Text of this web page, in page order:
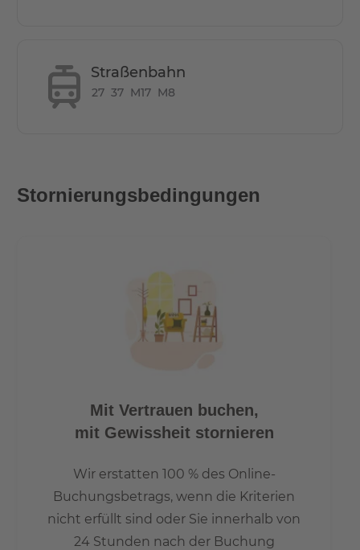
Straßenbahn
27 37 M17 M8
Stornierungsbedingungen
Mit Vertrauen buchen,
mit Gewissheit stornieren
Wir erstatten 100 % des Online-
Buchungsbetrags, wenn die Kriterien
nicht erfüllt sind oder Sie innerhalb von
24 Stunden nach der Buchung